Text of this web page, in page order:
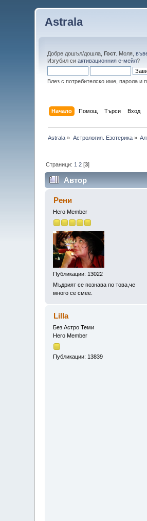
Astrala
Добре дошъл/дошла,Гост . Моля,
Изгубил сиактивационния е-мейл?
Влез с потребителско име, парола и
Начало Помощ Търси Вход
Astrala » Астрология. Езотерика»
Страници: 1 2 [3]
Автор
Рени
Hero Member
Публикации: 13022
Мъдрият се познава по това,че
много се смее.
Lilla
Без Астро Теми
Hero Member
Публикации: 13839